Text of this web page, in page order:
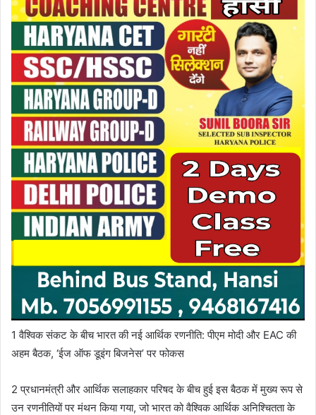
1 वैश्विक संकट के बीच भारत की नई आर्थिक रणनीति: पीएम मोदी और EAC की
अहम बैठक, ‘ईज ऑफ डूइंग बिजनेस’ पर फोकस
2 प्रधानमंत्री और आर्थिक सलाहकार परिषद के बीच हुई इस बैठक में मुख्य रूप से
उन रणनीतियों पर मंथन किया गया, जो भारत को वैश्विक आर्थिक अनिश्चितता के